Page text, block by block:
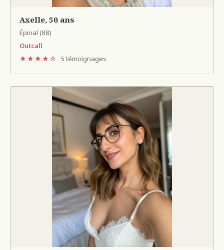
Axelle, 50 ans
Épinal (88)
Outcall
★★★★☆
5 témoignages